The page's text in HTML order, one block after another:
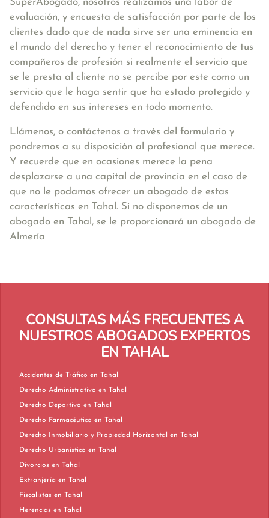
SuperAbogado, nosotros realizamos una labor de
evaluación, y encuesta de satisfacción por parte de los
clientes dado que de nada sirve ser una eminencia en
el mundo del derecho y tener el reconocimiento de tus
compañeros de profesión si realmente el servicio que
se le presta al cliente no se percibe por este como un
servicio que le haga sentir que ha estado protegido y
defendido en sus intereses en todo momento.
Llámenos, o contáctenos a través del formulario y
pondremos a su disposición al profesional que merece.
Y recuerde que en ocasiones merece la pena
desplazarse a una capital de provincia en el caso de
que no le podamos ofrecer un abogado de estas
características en Tahal. Si no disponemos de un
abogado en Tahal, se le proporcionará un abogado de
Almería
CONSULTAS MÁS FRECUENTES A
NUESTROS ABOGADOS EXPERTOS
EN TAHAL
Accidentes de Tráfico en Tahal
Derecho Administrativo en Tahal
Derecho Deportivo en Tahal
Derecho Farmacéutico en Tahal
Derecho Inmobiliario y Propiedad Horizontal en Tahal
Derecho Urbanístico en Tahal
Divorcios en Tahal
Extranjería en Tahal
Fiscalistas en Tahal
Herencias en Tahal